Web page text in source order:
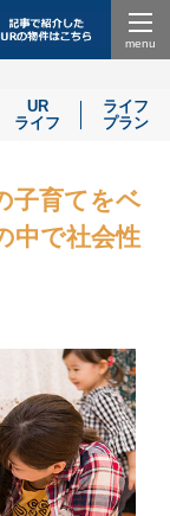
UR
ライフ
ライフ
プラン
子育てをベ
中で社会性